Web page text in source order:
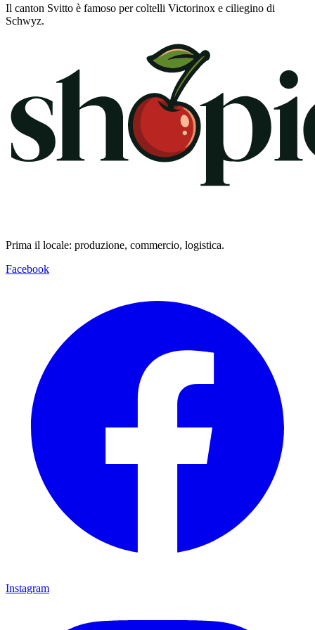
Il canton Svitto è famoso per coltelli Victorinox e ciliegino di
Schwyz.
Prima il locale: produzione, commercio, logistica.
Facebook
Instagram